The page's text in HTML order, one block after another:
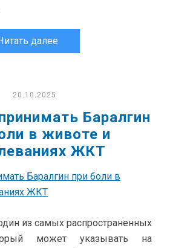
далее
20.10.2025
Баралгин
в животе и
ЖКТ
из самых распространенных
может указывать на